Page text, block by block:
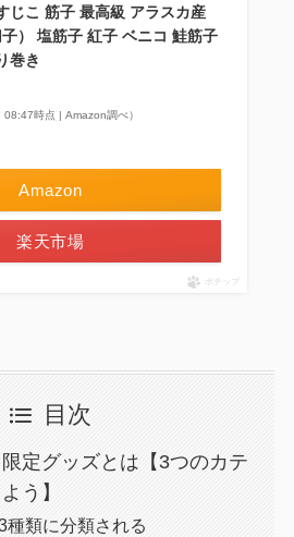
じこ 筋子 最高級 アラスカ産
） 塩筋子 紅子 ベニコ 鮭筋子
巻き
08:47時点 | Amazon調べ）
Amazon
楽天市場
ポチップ
目次
定グッズとは【3つのカテ
う】
種類に分類される